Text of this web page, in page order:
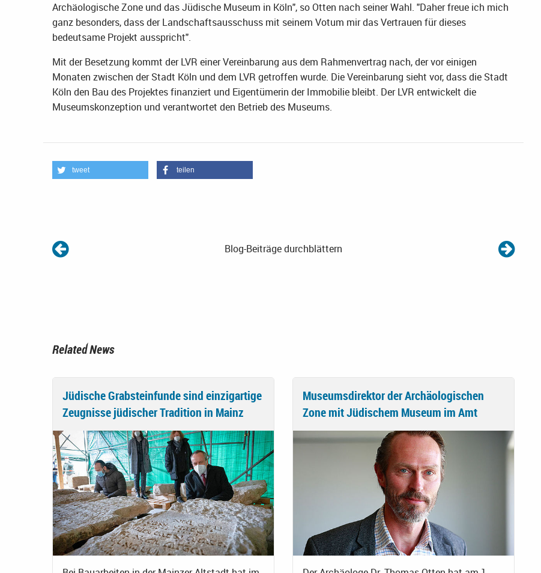
Archäologische Zone und das Jüdische Museum in Köln", so Otten nach seiner Wahl. "Daher freue ich mich
ganz besonders, dass der Landschaftsausschuss mit seinem Votum mir das Vertrauen für dieses
bedeutsame Projekt ausspricht".
Mit der Besetzung kommt der LVR einer Vereinbarung aus dem Rahmenvertrag nach, der vor einigen
Monaten zwischen der Stadt Köln und dem LVR getroffen wurde. Die Vereinbarung sieht vor, dass die Stadt
Köln den Bau des Projektes finanziert und Eigentümerin der Immobilie bleibt. Der LVR entwickelt die
Museumskonzeption und verantwortet den Betrieb des Museums.
tweet teilen
Blog-Beiträge durchblättern
Related News
Jüdische Grabsteinfunde sind einzigartige
Zeugnisse jüdischer Tradition in Mainz
Museumsdirektor der Archäologischen
Zone mit Jüdischem Museum im Amt